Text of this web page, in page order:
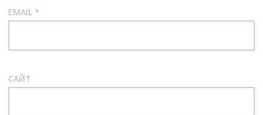
EMAIL *
САЙТ